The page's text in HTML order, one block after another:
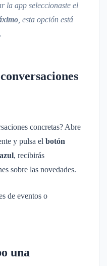
la app seleccionaste el
, esta opción está
concretas? Abre
y pulsa el botón
azul, recibirás
sobre las novedades.
de eventos o
una